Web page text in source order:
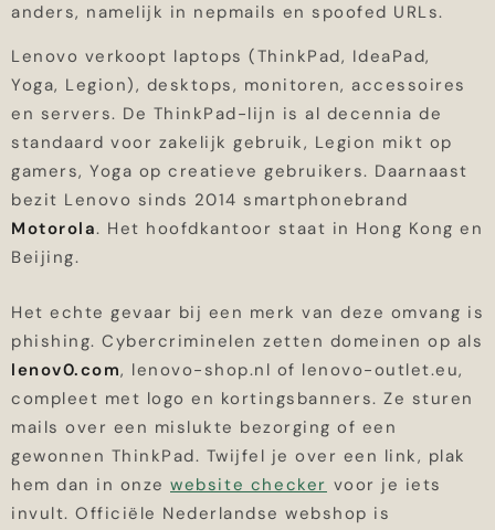
anders, namelijk in nepmails en spoofed URLs.
Lenovo verkoopt laptops (ThinkPad, IdeaPad,
Yoga, Legion), desktops, monitoren, accessoires
en servers. De ThinkPad-lijn is al decennia de
standaard voor zakelijk gebruik, Legion mikt op
gamers, Yoga op creatieve gebruikers. Daarnaast
bezit Lenovo sinds 2014 smartphonebrand
Motorola. Het hoofdkantoor staat in Hong Kong en
Beijing.
Het echte gevaar bij een merk van deze omvang is
phishing. Cybercriminelen zetten domeinen op als
lenov0.com, lenovo-shop.nl of lenovo-outlet.eu,
compleet met logo en kortingsbanners. Ze sturen
mails over een mislukte bezorging of een
gewonnen ThinkPad. Twijfel je over een link, plak
hem dan in onze website checker voor je iets
invult. Officiële Nederlandse webshop is